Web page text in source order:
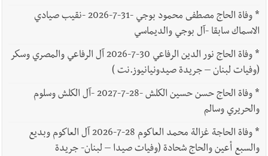
*
وفاة الحاج مصطفى محمود بوجي -31-7-2026 -نقيب صيادي
الاسماك سابقا -آل بوجي والديماسي
*
وفاة الحاج نور الدين الرفاعي 30-7-2026 آل الرفاعي والمصري وسكر
(وفيات لبنان – جريدة صيدونيانيوز.نت )
*
وفاة الحاج حسن حسين الكلش -28-7-2027 -آل الكلش وسلوم
والحريري وسالم
*
وفاة الحاجة غزالة محمد العاكوم 28-7-2026 آل العاكوم وبديع
والسبع أعين والحاج شحادة (وفيات صيدا – لبنان- جريدة